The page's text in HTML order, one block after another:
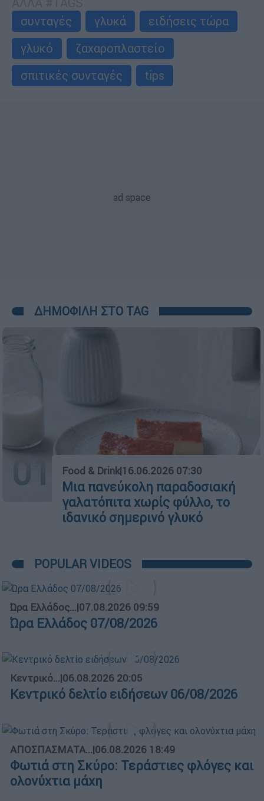
συνταγές
γλυκά
ειδήσεις τώρα
γλυκό
ζαχαροπλαστείο
σπιτικές συνταγές
tips
ΔΗΜΟΦΙΛΗ ΣΤΟ TAG
01 Food & Drink|16.06.2026 07:30
Μια πανεύκολη παραδοσιακή
γαλατόπιτα χωρίς φύλλο, το
ιδανικό σημερινό γλυκό
POPULAR VIDEOS
Ώρα Ελλάδος...|07.08.2026 09:59
Ώρα Ελλάδος 07/08/2026
Κεντρικό...|06.08.2026 20:05
Κεντρικό δελτίο ειδήσεων 06/08/2026
ΑΠΟΣΠΑΣΜΑΤΑ...|06.08.2026 18:49
Φωτιά στη Σκύρο: Τεράστιες φλόγες και
ολονύχτια μάχη